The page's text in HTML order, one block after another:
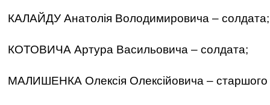
КАЛАЙДУ Анатолія Володимировича – солдата;
КОТОВИЧА Артура Васильовича – солдата;
МАЛИШЕНКА Олексія Олексійовича – старшого